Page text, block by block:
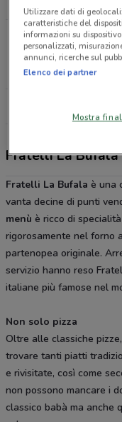
Largo Corsia
Milano
14.5 km
Fratelli La Bufala
Fratelli La Bufala è una
vanta decine di punti
menù è ricco di
rigorosamente nel forno
partenopea originale.
servizio hanno reso
italiane più famose nel
Non solo pizza
Oltre alle classiche
trovare tanti piatti
e rivisitate, così come
non possono mancare i
classico babà ma anche
Utilizzare dati di
caratteristiche del
informazioni su
personalizzati,
annunci, ricerche sul
Elenco dei partner
Mostra